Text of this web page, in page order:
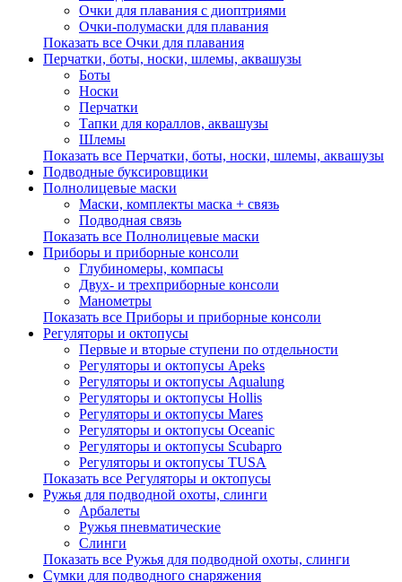
Очки для плавания с диоптриями
Очки-полумаски для плавания
Показать все Очки для плавания
Перчатки, боты, носки, шлемы, аквашузы
Боты
Носки
Перчатки
Тапки для кораллов, аквашузы
Шлемы
Показать все Перчатки, боты, носки, шлемы, аквашузы
Подводные буксировщики
Полнолицевые маски
Маски, комплекты маска + связь
Подводная связь
Показать все Полнолицевые маски
Приборы и приборные консоли
Глубиномеры, компасы
Двух- и трехприборные консоли
Манометры
Показать все Приборы и приборные консоли
Регуляторы и октопусы
Первые и вторые ступени по отдельности
Регуляторы и октопусы Apeks
Регуляторы и октопусы Aqualung
Регуляторы и октопусы Hollis
Регуляторы и октопусы Mares
Регуляторы и октопусы Oceanic
Регуляторы и октопусы Scubapro
Регуляторы и октопусы TUSA
Показать все Регуляторы и октопусы
Ружья для подводной охоты, слинги
Арбалеты
Ружья пневматические
Слинги
Показать все Ружья для подводной охоты, слинги
Сумки для подводного снаряжения